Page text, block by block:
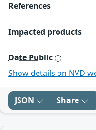
References
Impacted products
Date Public
Show details on NVD
JSON Share